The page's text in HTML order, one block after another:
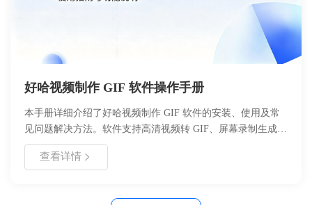
好哈视频制作 GIF 软件操作手册
本手册详细介绍了好哈视频制作 GIF 软件的安装、使用及常
见问题解决方法。软件支持高清视频转 GIF、屏幕录制生成动
画及多种编辑功能，适用于社交媒体分享及教学演示。用户可
通过本指南快速掌握核心操作，包括导入素材、调整参数、导
查看详情